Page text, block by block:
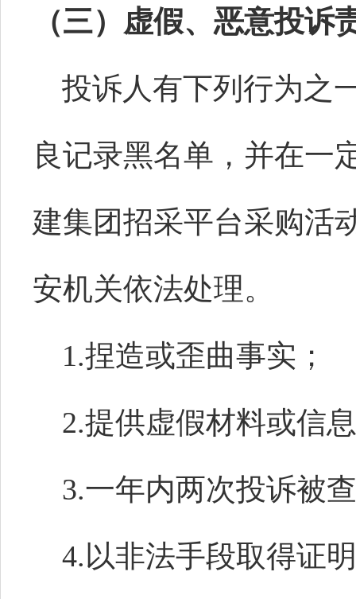
（三） 虚假、恶意投诉
投诉人有下列行为之
良记录黑名单，并在一
建集团招采平台采购活
安机关依法处理。
1.捏造或歪曲事实；
2.提供虚假材料或信
3.一年内两次投诉被
4.以非法手段取得证